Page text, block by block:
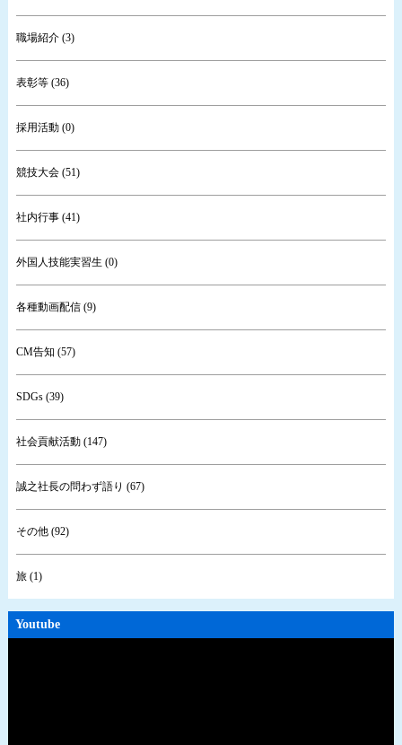
職場紹介 (3)
表彰等 (36)
採用活動 (0)
競技大会 (51)
社内行事 (41)
外国人技能実習生 (0)
各種動画配信 (9)
CM告知 (57)
SDGs (39)
社会貢献活動 (147)
誠之社長の問わず語り (67)
その他 (92)
旅 (1)
Youtube